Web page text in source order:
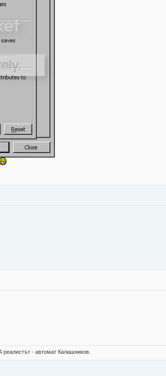
реалистът - автомат Калашников.